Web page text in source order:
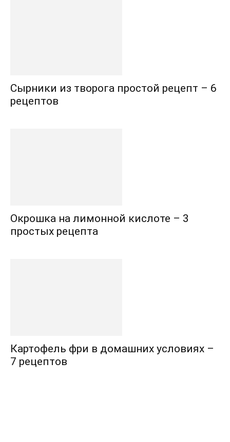
Сырники из творога простой рецепт – 6
рецептов
Окрошка на лимонной кислоте – 3
простых рецепта
Картофель фри в домашних условиях –
7 рецептов